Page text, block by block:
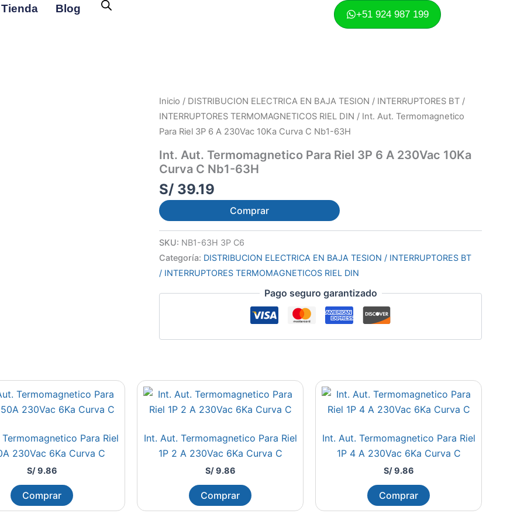
Tienda Blog +51 924 987 199
Inicio / DISTRIBUCION ELECTRICA EN BAJA TESION / INTERRUPTORES BT /
INTERRUPTORES TERMOMAGNETICOS RIEL DIN / Int. Aut. Termomagnetico
Para Riel 3P 6 A 230Vac 10Ka Curva C Nb1-63H
Int. Aut. Termomagnetico Para Riel 3P 6 A 230Vac 10Ka
Curva C Nb1-63H
S/ 39.19
Comprar
SKU: NB1-63H 3P C6
Categoría: DISTRIBUCION ELECTRICA EN BAJA TESION / INTERRUPTORES BT
/ INTERRUPTORES TERMOMAGNETICOS RIEL DIN
Pago seguro garantizado
Para Riel
230Vac 6Ka Curva C
S/9.86
Comprar
Int. Aut. Termomagnetico Para Riel
1P 2 A 230Vac 6Ka Curva C
S/9.86
Comprar
Int. Aut. Termomagnetico Para Riel
1P 4 A 230Vac 6Ka Curva C
S/9.86
Comprar